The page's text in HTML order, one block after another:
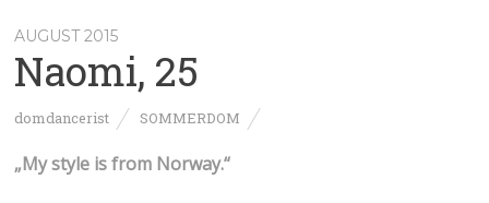
AUGUST 2015
Naomi, 25
domdancerist SOMMERDOM
„My style is from Norway.“